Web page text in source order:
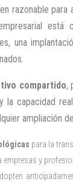
razonable
está
una
compartido,
capacidad
ampliación
para la
empresas y